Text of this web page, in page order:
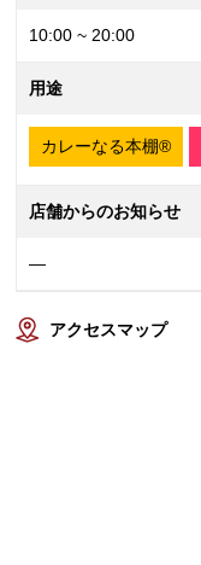
10:00 ~ 20:00
用途
カレーなる本棚®
店舗からのお知らせ
—
アクセスマップ